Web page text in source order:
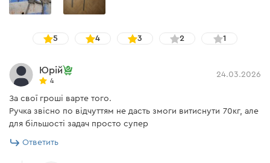
5 4 3 2 1
Юрій
4
24.03.2026
За свої гроші варте того.
Ручка звісно по відчуттям не дасть змоги витиснути 70кг, але
для більшості задач просто супер
Ответить